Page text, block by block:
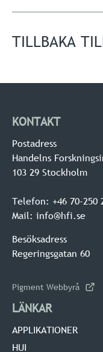
TILLBAKA
KONTAKT
Postadress
Handelns
103 29 Stockholm
Telefon: +46 70-250
Mail: info@hfi.se
Besöksadress
Regeringsgatan 60
Pigment Webbyrå
LÄNKAR
APPLIKATIONER
HUI